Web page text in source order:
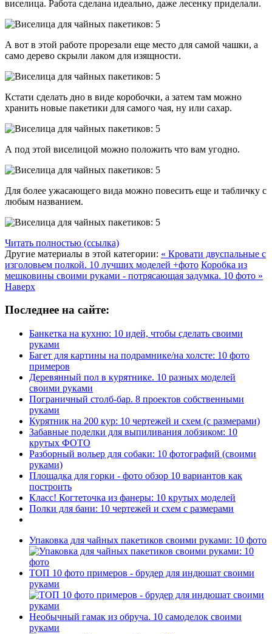
виселица. Работа сделана идеально, даже лесенку приделали.
А вот в этой работе прорезали еще место для самой чашки, а
само дерево скрыли лаком для изящности.
Кстати сделать дно в виде коробочки, а затем там можно
хранить новые пакетики для самого чая, ну или сахар.
А под этой виселицой можно положить что вам угодно.
Для более ужасающего вида можно повесить еще и табличку с
любым названием.
Читать полностью (ссылка)
Другие материалы в этой категории: « Кровати двуспальные с
изголовьем полкой. 10 лучших моделей +фото Коробка из
мешковины своими руками - потрясающая задумка. 10 фото »
Наверх
Последнее на сайте:
Банкетка на кухню: 10 идей, чтобы сделать своими
руками
Багет для картины на подрамнике/на холсте: 10 фото
примеров
Деревянный пол в курятнике. 10 разных моделей
своими руками
Пограничный столб-бар. 8 проектов собственными
руками
Курятник на 200 кур: 10 чертежей и схем (с размерами)
Забавные поделки для выпиливания лобзиком: 10
крутых ФОТО
Разборный вольер для собаки: 10 фотографий (своими
руками)
Площадка для горки - фото обзор 10 вариантов как
построить
Класс! Когтеточка из фанеры: 10 крутых моделей
Полки для бани: 10 чертежей и схем с размерами
Упаковка для чайных пакетиков своими руками: 10 фото
ТОП 10 фото примеров - брудер для индюшат своими
руками
Необычный гамак из обруча. 10 самоделок своими
руками